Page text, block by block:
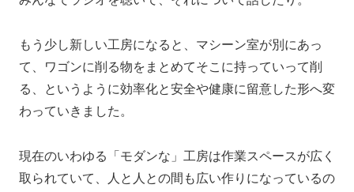
もう少し新しい工房になると、マシーン室が別にあっ
て、ワゴンに削る物をまとめてそこに持っていって削
る、というように効率化と安全や健康に留意した形へ変
わっていきました。
現在のいわゆる「モダンな」工房は作業スペースが広く
取られていて、人と人との間も広い作りになっているの